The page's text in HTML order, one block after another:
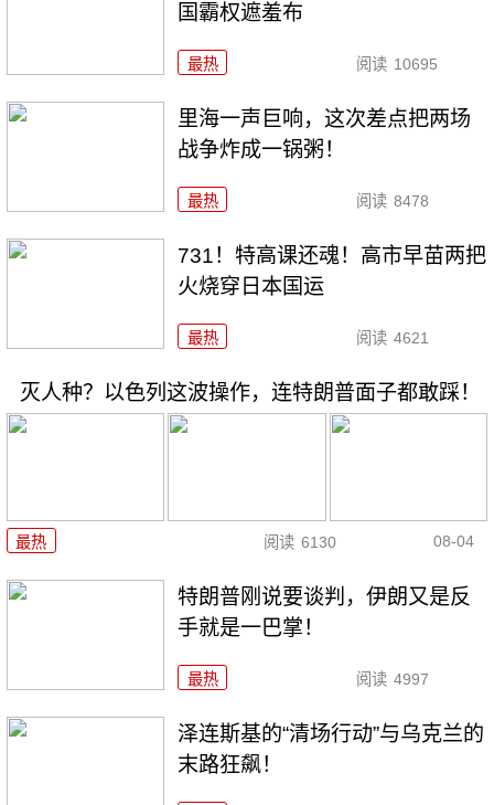
国霸权遮羞布
最热 阅读 10695
里海一声巨响，这次差点把两场
战争炸成一锅粥！
最热 阅读 8478
731！特高课还魂！高市早苗两把
火烧穿日本国运
最热 阅读 4621
灭人种？以色列这波操作，连特朗普面子都敢踩！
最热 阅读 6130 08-04
特朗普刚说要谈判，伊朗又是反
手就是一巴掌！
最热 阅读 4997
泽连斯基的“清场行动”与乌克兰的
末路狂飙！